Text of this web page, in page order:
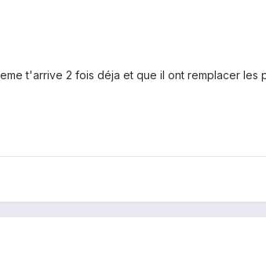
t'arrive 2 fois déja et que il ont remplacer les